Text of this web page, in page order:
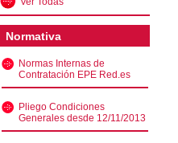
Normativa
Normas Internas de
Contratación EPE Red.es
Pliego Condiciones
Generales desde 12/11/2013